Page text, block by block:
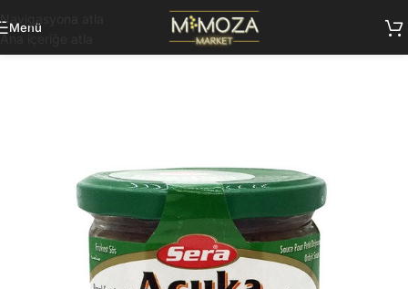
Navigasyona atla
Ana içeriğe atla
Menü